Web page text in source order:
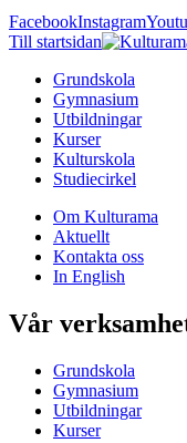
FacebookInstagram
Till startsidan
Grundskola
Gymnasium
Utbildningar
Kurser
Kulturskola
Studiecirkel
Om Kulturama
Aktuellt
Kontakta oss
In English
Vår
Grundskola
Gymnasium
Utbildningar
Kurser